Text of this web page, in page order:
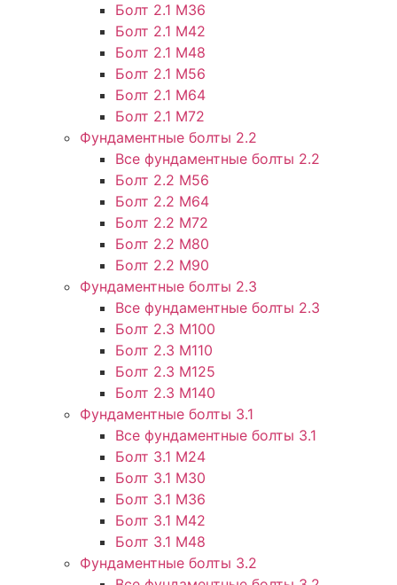
Болт 2.1 М36
Болт 2.1 М42
Болт 2.1 М48
Болт 2.1 М56
Болт 2.1 М64
Болт 2.1 М72
Фундаментные болты 2.2
Все фундаментные болты 2.2
Болт 2.2 М56
Болт 2.2 М64
Болт 2.2 М72
Болт 2.2 М80
Болт 2.2 М90
Фундаментные болты 2.3
Все фундаментные болты 2.3
Болт 2.3 М100
Болт 2.3 М110
Болт 2.3 М125
Болт 2.3 М140
Фундаментные болты 3.1
Все фундаментные болты 3.1
Болт 3.1 М24
Болт 3.1 М30
Болт 3.1 М36
Болт 3.1 М42
Болт 3.1 М48
Фундаментные болты 3.2